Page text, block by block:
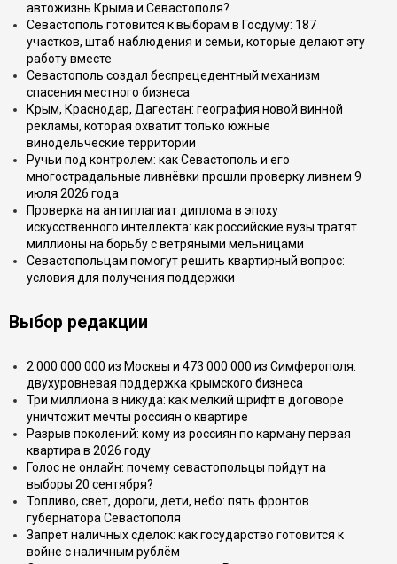
автожизнь Крыма и Севастополя?
Севастополь готовится к выборам в Госдуму: 187
участков, штаб наблюдения и семьи, которые делают эту
работу вместе
Севастополь создал беспрецедентный механизм
спасения местного бизнеса
Крым, Краснодар, Дагестан: география новой винной
рекламы, которая охватит только южные
винодельческие территории
Ручьи под контролем: как Севастополь и его
многострадальные ливнёвки прошли проверку ливнем 9
июля 2026 года
Проверка на антиплагиат диплома в эпоху
искусственного интеллекта: как российские вузы тратят
миллионы на борьбу с ветряными мельницами
Севастопольцам помогут решить квартирный вопрос:
условия для получения поддержки
Выбор редакции
2 000 000 000 из Москвы и 473 000 000 из Симферополя:
двухуровневая поддержка крымского бизнеса
Три миллиона в никуда: как мелкий шрифт в договоре
уничтожит мечты россиян о квартире
Разрыв поколений: кому из россиян по карману первая
квартира в 2026 году
Голос не онлайн: почему севастопольцы пойдут на
выборы 20 сентября?
Топливо, свет, дороги, дети, небо: пять фронтов
губернатора Севастополя
Запрет наличных сделок: как государство готовится к
войне с наличным рублём